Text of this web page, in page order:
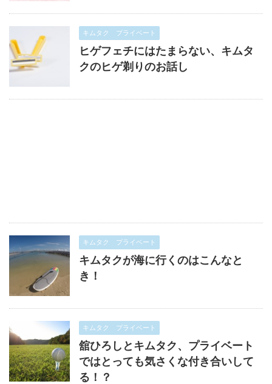
キムタク プライベート
ヒゲフェチにはたまらない、キムタ
クのヒゲ剃りのお話し
キムタク プライベート
キムタクが海に行くのはこんなと
き！
キムタク プライベート
舘ひろしとキムタク、プライベート
ではとっても気さくな付き合いして
る！？